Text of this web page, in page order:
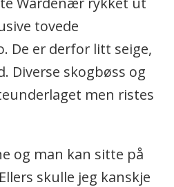
tovede
De er derfor litt seige,
Diverse skogbøss og
men ristes
og man kan sitte på
skulle jeg kanskje